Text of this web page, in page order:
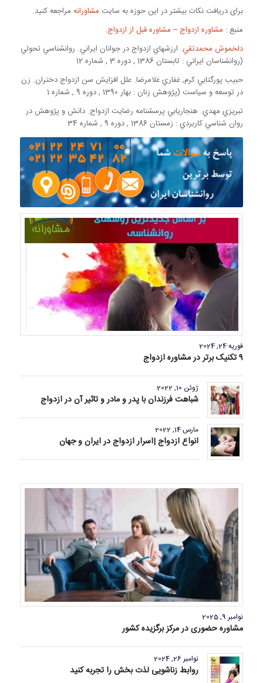
برای دریافت نکات بیشتر در این حوزه به سایت مشاورانه مراجعه کنید.
منبع : مشاوره ازدواج – مشاوره قبل از ازدواج.
دلخموش محمدتقي. ارزشهاي ازدواج در جوانان ايراني. روانشناسي تحولي
(روانشناسان ايراني : تابستان 1386 , دوره 3 , شماره 12
حبيب پورگتابي كرم, غفاري غلامرضا. علل افزايش سن ازدواج دختران. زن
در توسعه و سياست (پژوهش زنان : بهار 1390 , دوره 9 , شماره 1
تبريزي مهدي. هنجاريابي پرسشنامه رضايت ازدواج. دانش و پژوهش در
روان شناسي كاربردي : زمستان 1386 , دوره 9 , شماره 34
فوریه 24, 2024
9 تکنیک برتر در مشاوره ازدواج
ژوئن 10, 2022
شباهت فرزندان با پدر و مادر و تاثیر آن در ازدواج
مارس 14, 2022
انواع ازدواج |اسرار ازدواج در ایران و جهان
نوامبر 9, 2025
مشاوره حضوری در مرکز برگزیده کشور
نوامبر 26, 2024
روابط زناشویی لذت بخش را تجربه کنید